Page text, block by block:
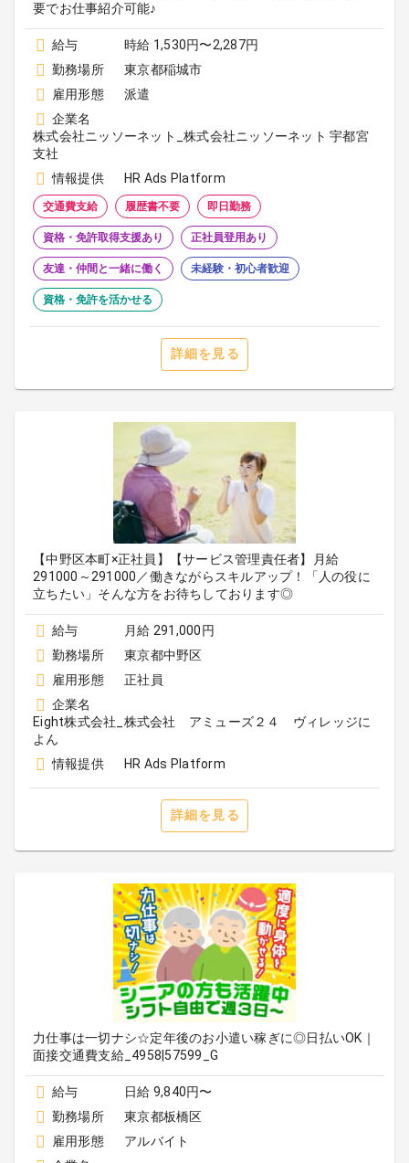
要でお仕事紹介可能♪
給与
時給 1,530円〜2,287円
勤務場所
東京都稲城市
雇用形態
派遣
企業名
株式会社ニッソーネット_株式会社ニッソーネット 宇都宮
支社
情報提供
HR Ads Platform
交通費支給 履歴書不要 即日勤務
資格・免許取得支援あり 正社員登用あり
友達・仲間と一緒に働く 未経験・初心者歓迎
資格・免許を活かせる
詳細を見る
【中野区本町×正社員】【サービス管理責任者】月給
291000～291000／働きながらスキルアップ！「人の役に
立ちたい」そんな方をお待ちしております◎
給与
月給 291,000円
勤務場所
東京都中野区
雇用形態
正社員
企業名
Eight株式会社_株式会社 アミューズ２４ ヴィレッジに
よん
情報提供
HR Ads Platform
詳細を見る
力仕事は一切ナシ☆定年後のお小遣い稼ぎに◎日払いOK｜
面接交通費支給_4958|57599_G
給与
日給 9,840円〜
勤務場所
東京都板橋区
雇用形態
アルバイト